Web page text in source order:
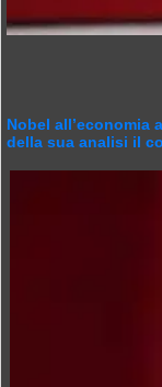
Nobel all’economia
della sua analisi il